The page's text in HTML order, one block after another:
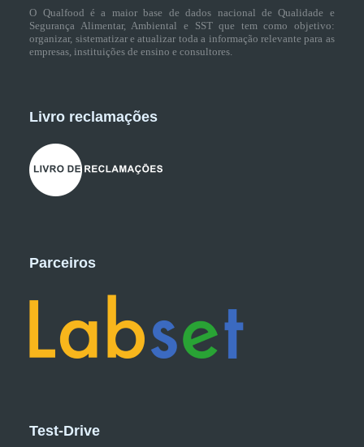
O Qualfood é a maior base de dados nacional de Qualidade e
Segurança Alimentar, Ambiental e SST que tem como objetivo:
organizar, sistematizar e atualizar toda a informação relevante para as
empresas, instituições de ensino e consultores.
Livro reclamações
Parceiros
Test-Drive